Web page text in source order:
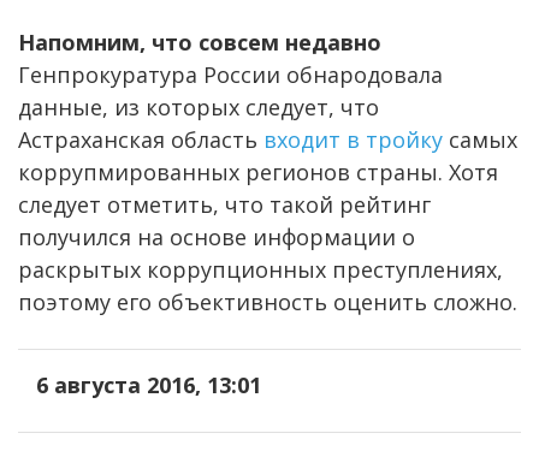
Напомним, что совсем недавно
Генпрокуратура России обнародовала
данные, из которых следует, что
Астраханская область входит в тройку самых
коррупмированных регионов страны. Хотя
следует отметить, что такой рейтинг
получился на основе информации о
раскрытых коррупционных преступлениях,
поэтому его объективность оценить сложно.
6 августа 2016, 13:01